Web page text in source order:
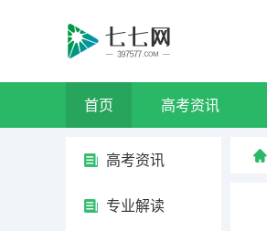
首页 高考资讯
高考资讯
专业解读